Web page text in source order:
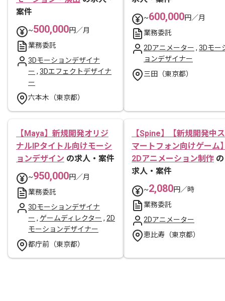
案件
~500,000円／月
業務委託
3Dモーションデザイナ
ー , 3Dエフェクトデザイナ
ー
六本木（東京都）
~600,000円／月
業務委託
2Dアニメーター , 3Dモー
ョンデザイナー
三田（東京都）
【Maya】新規開発オリジ
ナルIPタイトル向けモーシ
ョンデザイン の求人・案件
~950,000円／月
業務委託
3Dモーションデザイナ
ー , ゲームディレクター , 2D
モーションデザイナー
都庁前（東京都）
【Spine】【新規開発中ス
マートフォン向けゲーム
2Dアニメーション制作 の
求人・案件
~2,080円／時
業務委託
2Dアニメーター
恵比寿（東京都）